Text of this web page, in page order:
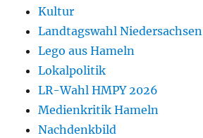
Kultur
Landtagswahl Niedersachsen
Lego aus Hameln
Lokalpolitik
LR-Wahl HMPY 2026
Medienkritik Hameln
Nachdenkbild